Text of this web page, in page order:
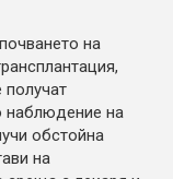
на
получат
наблюдение на
обстойна
на